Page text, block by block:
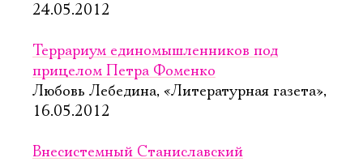
24.05.2012
Террариум единомышленников под
прицелом Петра Фоменко
Любовь Лебедина, «Литературная газета»,
16.05.2012
Внесистемный Станиславский